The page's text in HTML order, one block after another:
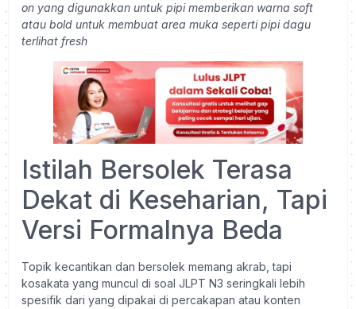
on yang digunakkan untuk pipi memberikan warna soft
atau bold untuk membuat area muka seperti pipi dagu
terlihat fresh
Istilah Bersolek Terasa
Dekat di Keseharian, Tapi
Versi Formalnya Beda
Topik kecantikan dan bersolek memang akrab, tapi
kosakata yang muncul di soal JLPT N3 seringkali lebih
spesifik dari yang dipakai di percakapan atau konten